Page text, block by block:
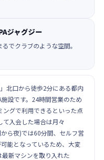
ジャグジー
でクラブのような空間。
北口から徒歩2分にある都内
設です。24時間営業のため
グで利用できるといった点
て入会した場合は月々
ら夜)では60分間、セルフ営
能となっているため、大変
新マシンを取り入れた